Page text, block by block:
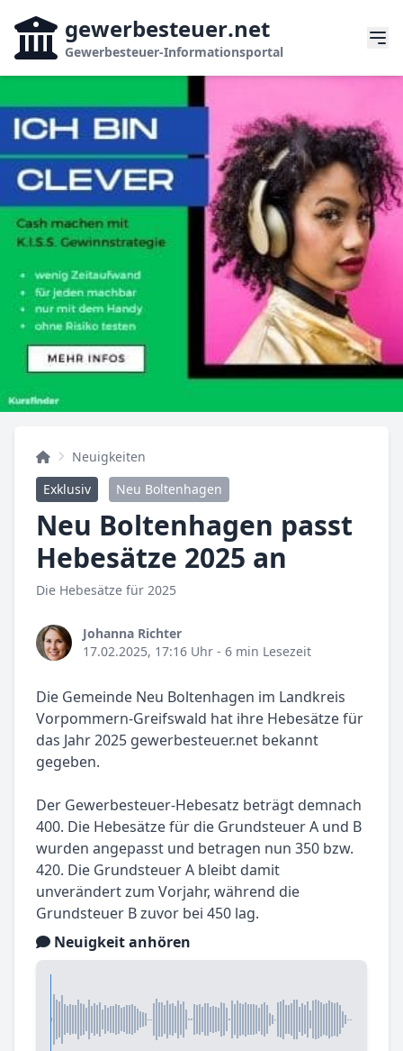
gewerbesteuer.net
Gewerbesteuer-Informationsportal
Neuigkeiten
Exklusiv
Neu Boltenhagen
Neu Boltenhagen passt
Hebesätze 2025 an
Die Hebesätze für 2025
Johanna Richter
17.02.2025, 17:16 Uhr - 6 min Lesezeit
Die Gemeinde Neu Boltenhagen im Landkreis
Vorpommern-Greifswald hat ihre Hebesätze für
das Jahr 2025 gewerbesteuer.net bekannt
gegeben.
Der Gewerbesteuer-Hebesatz beträgt demnach
400. Die Hebesätze für die Grundsteuer A und B
wurden angepasst und betragen nun 350 bzw.
420. Die Grundsteuer A bleibt damit
unverändert zum Vorjahr, während die
Grundsteuer B zuvor bei 450 lag.
Neuigkeit anhören